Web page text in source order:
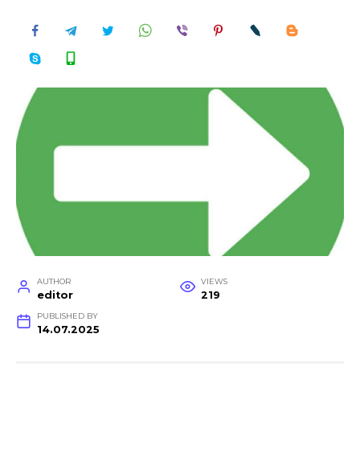
AUTHOR
editor
VIEWS
219
PUBLISHED BY
14.07.2025